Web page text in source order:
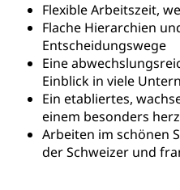
Flexible Arbeitszeit,
Flache Hierarchien
Entscheidungswege
Eine
Einblick in viele
Ein etabliertes,
einem besonders
Arbeiten im schönen
der Schweizer und